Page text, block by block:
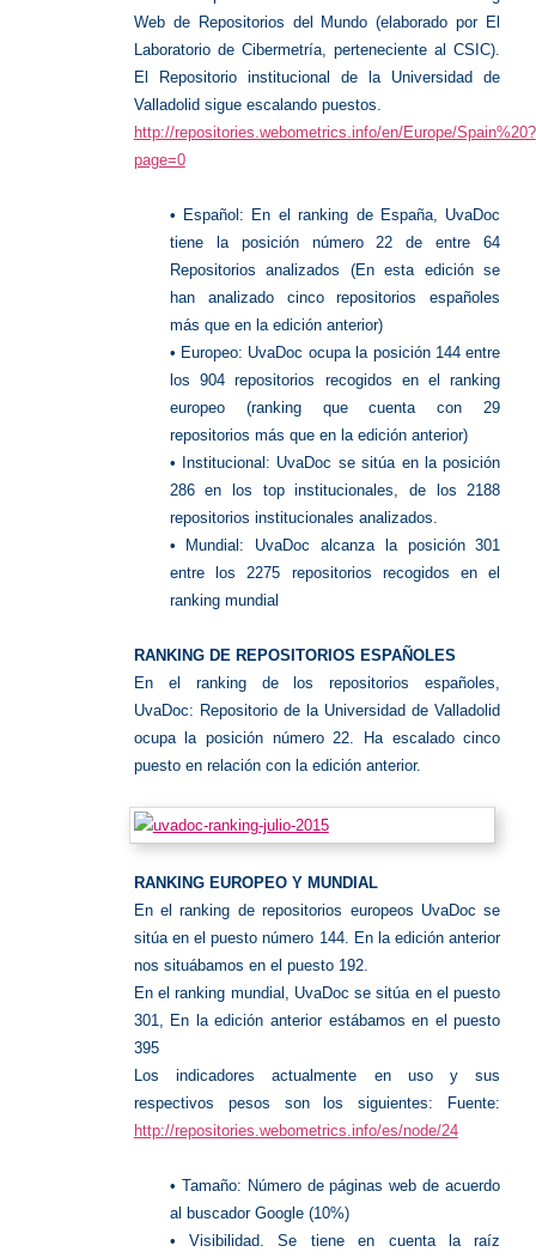
Web de Repositorios del Mundo (elaborado por El
Laboratorio de Cibermetría, perteneciente al CSIC).
El Repositorio institucional de la Universidad de
Valladolid sigue escalando puestos.
http://repositories.webometrics.info/en/Europe/Spain%20?
page=0
• Español: En el ranking de España, UvaDoc
tiene la posición número 22 de entre 64
Repositorios analizados (En esta edición se
han analizado cinco repositorios españoles
más que en la edición anterior)
• Europeo: UvaDoc ocupa la posición 144 entre
los 904 repositorios recogidos en el ranking
europeo (ranking que cuenta con 29
repositorios más que en la edición anterior)
• Institucional: UvaDoc se sitúa en la posición
286 en los top institucionales, de los 2188
repositorios institucionales analizados.
• Mundial: UvaDoc alcanza la posición 301
entre los 2275 repositorios recogidos en el
ranking mundial
RANKING DE REPOSITORIOS ESPAÑOLES
En el ranking de los repositorios españoles,
UvaDoc: Repositorio de la Universidad de Valladolid
ocupa la posición número 22. Ha escalado cinco
puesto en relación con la edición anterior.
RANKING EUROPEO Y MUNDIAL
En el ranking de repositorios europeos UvaDoc se
sitúa en el puesto número 144. En la edición anterior
nos situábamos en el puesto 192.
En el ranking mundial, UvaDoc se sitúa en el puesto
301, En la edición anterior estábamos en el puesto
395
Los indicadores actualmente en uso y sus
respectivos pesos son los siguientes: Fuente:
http://repositories.webometrics.info/es/node/24
• Tamaño: Número de páginas web de acuerdo
al buscador Google (10%)
• Visibilidad. Se tiene en cuenta la raíz